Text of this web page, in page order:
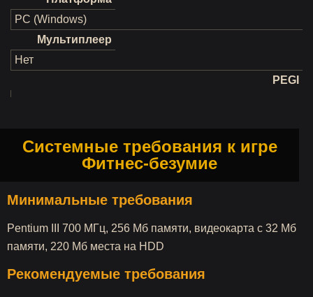
PC (Windows)
Мультиплеер
Нет
PEGI
Системные требования к игре
Фитнес-безумие
Минимальные требования
Pentium III 700 МГц, 256 Мб памяти, видеокарта с 32 Мб
памяти, 220 Мб места на HDD
Рекомендуемые требования